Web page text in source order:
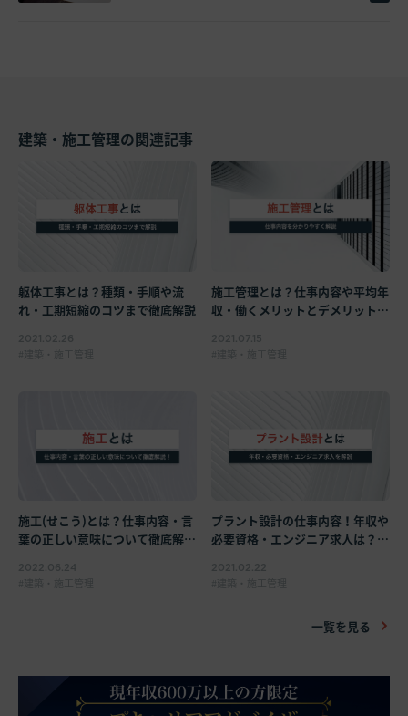
建築・施工管理の関連記事
躯体工事とは？種類・手順や流
れ・工期短縮のコツまで徹底解説
2021.02.26
建築・施工管理
施工管理とは？仕事内容や平均年
収・働くメリットとデメリットも
2021.07.15
建築・施工管理
施工(せこう)とは？仕事内容・言
葉の正しい意味について徹底解
2022.06.24
建築・施工管理
プラント設計の仕事内容！年収や
必要資格・エンジニア求人は？
2021.02.22
建築・施工管理
一覧を見る